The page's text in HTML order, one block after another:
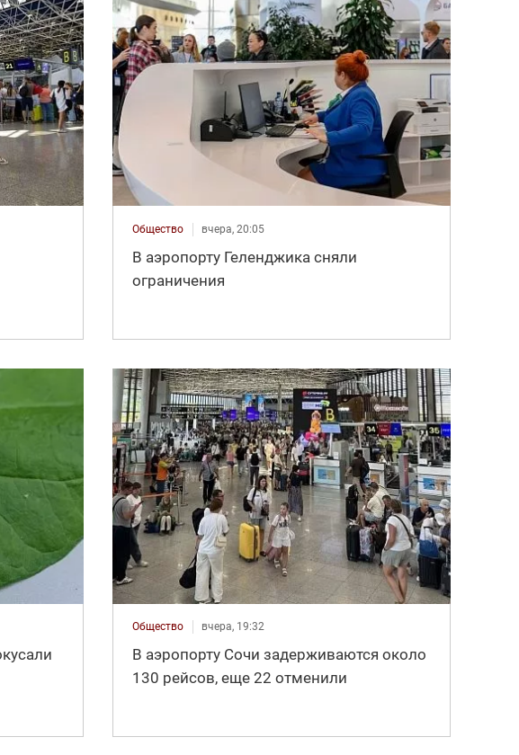
Общество вчера, 20:05
В аэропорту Геленджика сняли
ограничения
Общество вчера, 19:32
В аэропорту Сочи задерживаются около
130 рейсов, еще 22 отменили